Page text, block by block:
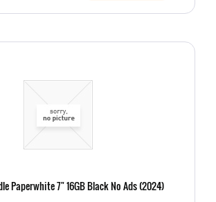
Paperwhite 7" 16GB Black No Ads (2024)